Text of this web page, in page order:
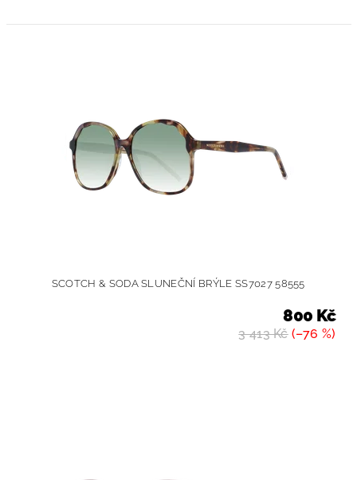
SCOTCH & SODA SLUNEČNÍ BRÝLE SS7027 58555
3 413 Kč(–76 %)
800 Kč